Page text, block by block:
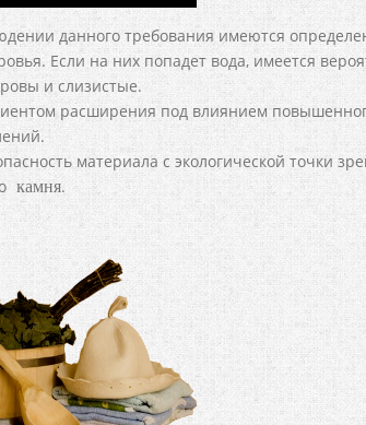
данного требования имеются
Если на них попадет вода, имеется
и слизистые.
расширения под влиянием
материала с экологической точки
камня.